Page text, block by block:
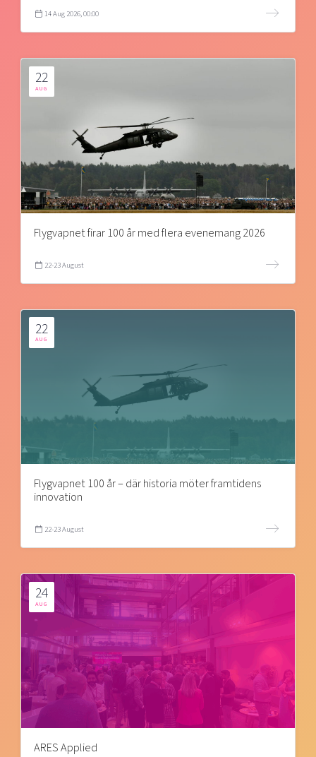
14 Aug 2026, 00:00
22
AUG
Flygvapnet firar 100 år med flera evenemang 2026
22-23 August
22
AUG
Flygvapnet 100 år – där historia möter framtidens
innovation
22-23 August
24
AUG
ARES Applied